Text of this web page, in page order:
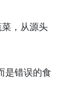
，从源头
是错误的食